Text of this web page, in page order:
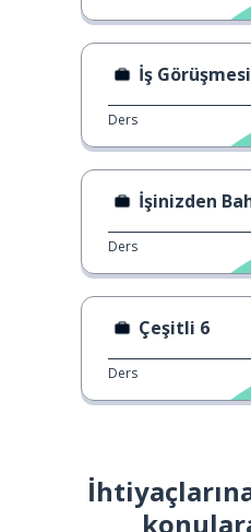
İş Görüşmesi
Ders
İşinizden
Ders
Çeşitli 6
Ders